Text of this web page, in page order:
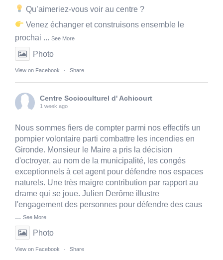
Qu’aimeriez-vous voir au centre ?
Venez échanger et construisons ensemble le
prochai ... See More
Photo
View on Facebook · Share
Centre Socioculturel d' Achicourt
1 week ago
Nous sommes fiers de compter parmi nos effectifs un
pompier volontaire parti combattre les incendies en
Gironde. Monsieur le Maire a pris la décision
d'octroyer, au nom de la municipalité, les congés
exceptionnels à cet agent pour défendre nos espaces
naturels. Une très maigre contribution par rapport au
drame qui se joue. Julien Derôme illustre
l'engagement des personnes pour défendre des caus
... See More
Photo
View on Facebook · Share